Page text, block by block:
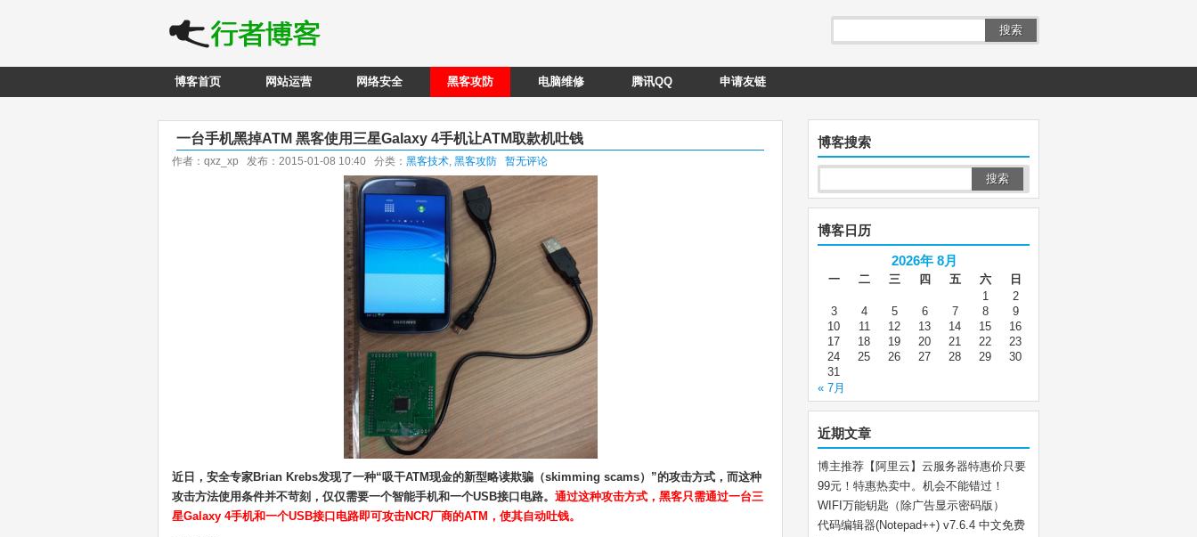
搜索
博客首页 网站运营 网络安全 黑客攻防 电脑维修 腾讯QQ 申请友链
一台手机黑掉ATM 黑客使用三星Galaxy 4手机让ATM取款机吐钱
作者：qxz_xp 发布：2015-01-08 10:40 分类： 黑客技术, 黑客攻防 暂无评论
近日，安全专家Brian Krebs发现了一种“吸干ATM现金的新型略读欺骗（skimming scams）”的攻击方式，而这种
攻击方法使用条件并不苛刻，仅仅需要一个智能手机和一个USB接口电路。 通过这种攻击方式， 黑客只需通过一台三
星Galaxy 4手机和一个USB接口电路即可攻击NCR厂商的ATM，使其自动吐钱。
博客搜索
博客日历
2026年 8月
一 二 三 四 五 六
日
1
2
3
4 5 6 7 8
9
10
11 12 13 14 15
16
17
18 19 20 21 22
23
24
25 26 27 28 29
30
31
« 7月
近期文章
博主推荐【阿里云】云服务器特惠价只要
99元！特惠热卖中。机会不能错过！
WIFI万能钥匙（除广告显示密码版）
代码编辑器(Notepad++) v7.6.4 中文免费